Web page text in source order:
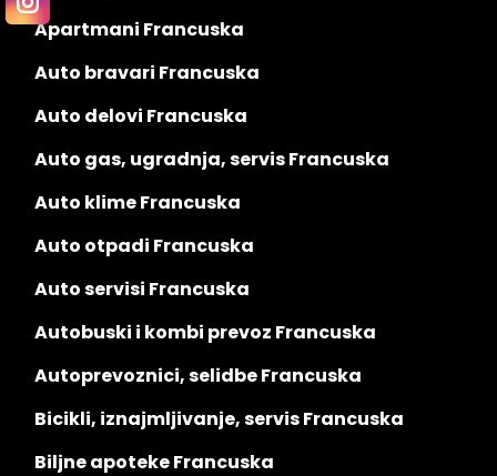
Apartmani Francuska
Auto bravari Francuska
Auto delovi Francuska
Auto gas, ugradnja, servis Francuska
Auto klime Francuska
Auto otpadi Francuska
Auto servisi Francuska
Autobuski i kombi prevoz Francuska
Autoprevoznici, selidbe Francuska
Bicikli, iznajmljivanje, servis Francuska
Biljne apoteke Francuska